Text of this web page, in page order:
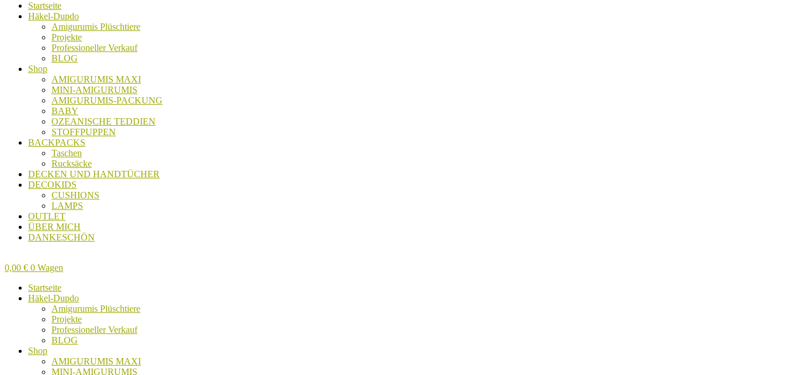
Startseite
Häkel-Dupdo
Amigurumis Plüschtiere
Projekte
Professioneller Verkauf
BLOG
Shop
AMIGURUMIS MAXI
MINI-AMIGURUMIS
AMIGURUMIS-PACKUNG
BABY
OZEANISCHE TEDDIEN
STOFFPUPPEN
BACKPACKS
Taschen
Rucksäcke
DECKEN UND HANDTÜCHER
DECOKIDS
CUSHIONS
LAMPS
OUTLET
ÜBER MICH
DANKESCHÖN
0,00 € 0 Wagen
Startseite
Häkel-Dupdo
Amigurumis Plüschtiere
Projekte
Professioneller Verkauf
BLOG
Shop
AMIGURUMIS MAXI
MINI-AMIGURUMIS